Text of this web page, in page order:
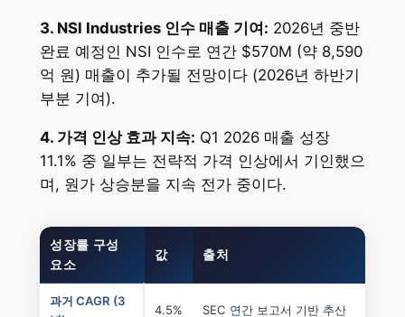
3. NSI Industries 인수 매출 기여: 2026년 중반
완료 예정인 NSI 인수로 연간 $570M (약 8,590
억 원) 매출이 추가될 전망이다 (2026년 하반기
부분 기여).
4. 가격 인상 효과 지속: Q1 2026 매출 성장
11.1% 중 일부는 전략적 가격 인상에서 기인했으
며, 원가 상승분을 지속 전가 중이다.
성장률 구성
요소
값 출처
과거 CAGR (3
4.5% SEC 연간 보고서 기반 추산